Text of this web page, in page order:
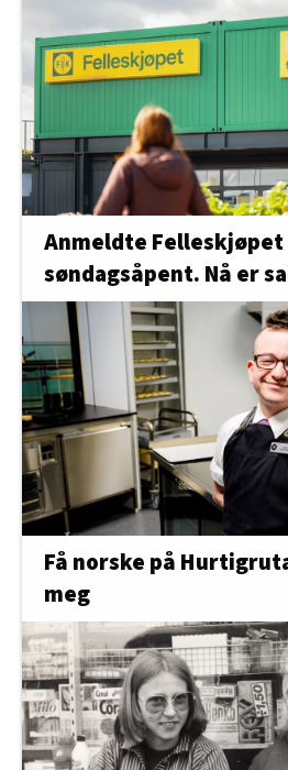
Anmeldte
søndagsåpent. Nå er
Få norske på
meg